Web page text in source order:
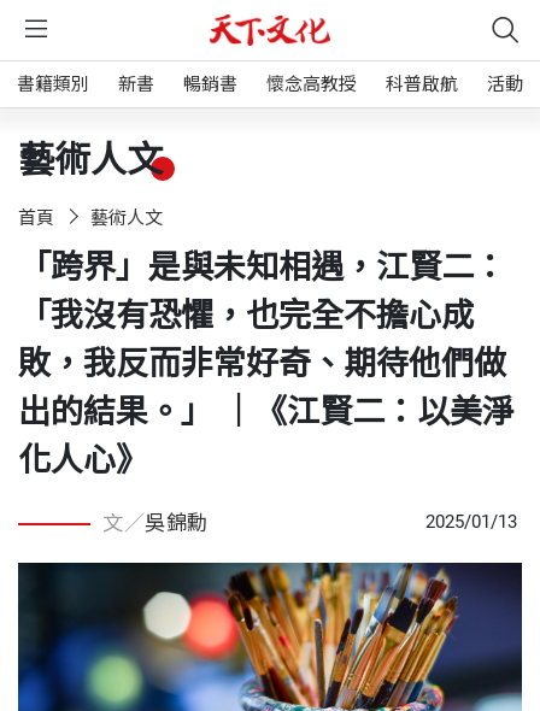
書籍類別 新書 暢銷書 懷念高教授 科普啟航 活動
藝術人文
首頁 藝術人文
「跨界」是與未知相遇，江賢二：
「我沒有恐懼，也完全不擔心成
敗，我反而非常好奇、期待他們做
出的結果。」 ｜《江賢二：以美淨
化人心》
文／吳錦勳 2025/01/13